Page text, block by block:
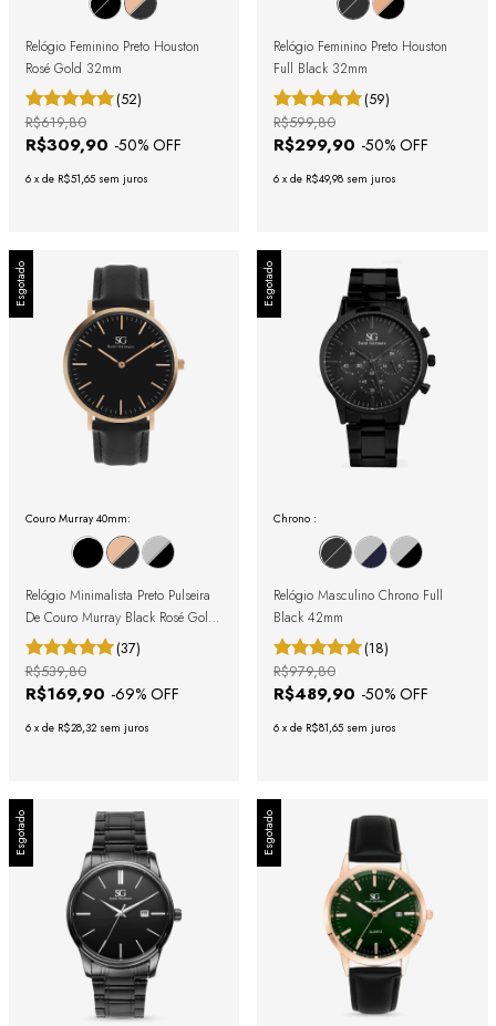
Relógio Feminino Preto Houston
Rosé Gold 32mm
(52)
R$309,90 -50% OFF
R$619,80
6 x de R$51,65 sem juros
Relógio Feminino Preto Houston
Full Black 32mm
(59)
R$299,90 -50% OFF
R$599,80
6 x de R$49,98 sem juros
Esgotado
Couro Murray 40mm:
Relógio Minimalista Preto Pulseira
De Couro Murray Black Rosé Gold
40mm
(37)
R$169,90 -69% OFF
R$539,80
6 x de R$28,32 sem juros
Esgotado
Chrono :
Relógio Masculino Chrono Full
Black 42mm
(18)
R$489,90 -50% OFF
R$979,80
6 x de R$81,65 sem juros
Esgotado Esgotado